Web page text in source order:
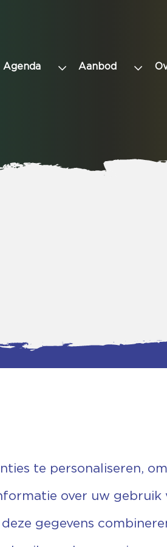
Agenda Aanbod
Fiscaal:
Rek.nr:
te personaliseren,
over uw
gegevens